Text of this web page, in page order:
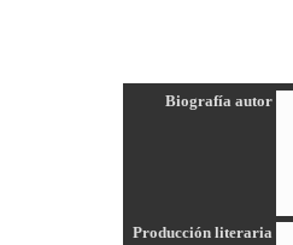
Biografía autor
Producción literaria